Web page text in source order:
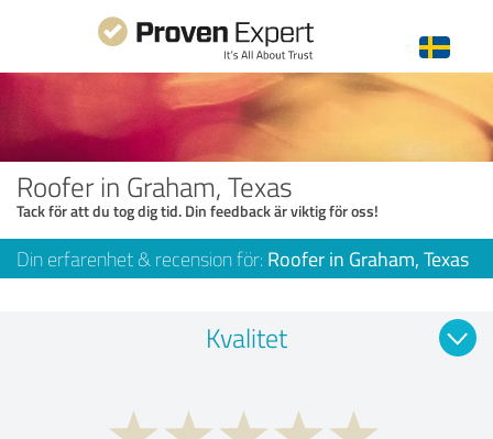
Roofer in Graham, Texas
Tack för att du tog dig tid. Din feedback är viktig för oss!
Din erfarenhet & recension för: Roofer in Graham, Texas
Kvalitet